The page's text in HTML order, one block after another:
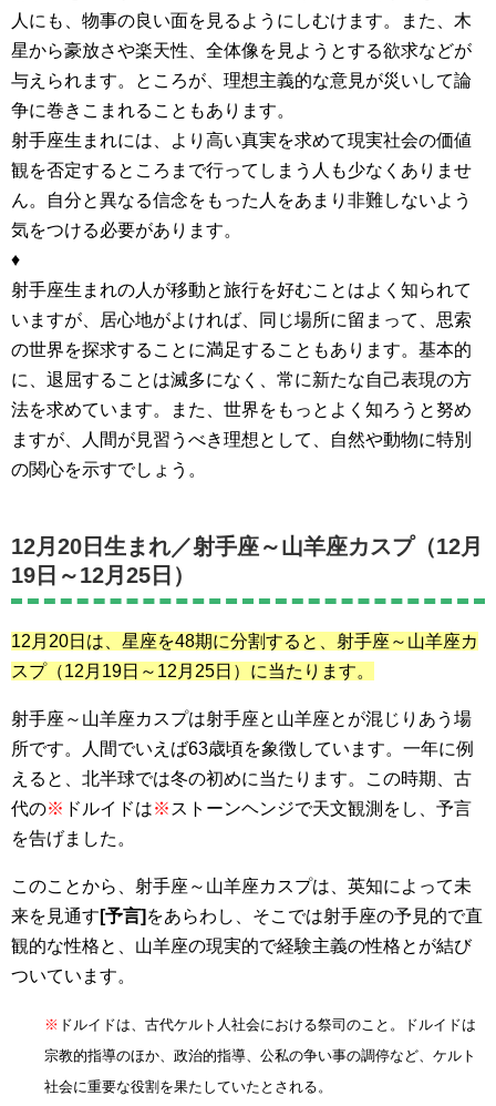
人にも、物事の良い面を見るようにしむけます。また、木
星から豪放さや楽天性、全体像を見ようとする欲求などが
与えられます。ところが、理想主義的な意見が災いして論
争に巻きこまれることもあります。
射手座生まれには、より高い真実を求めて現実社会の価値
観を否定するところまで行ってしまう人も少なくありませ
ん。自分と異なる信念をもった人をあまり非難しないよう
気をつける必要があります。
♦
射手座生まれの人が移動と旅行を好むことはよく知られて
いますが、居心地がよければ、同じ場所に留まって、思索
の世界を探求することに満足することもあります。基本的
に、退屈することは滅多になく、常に新たな自己表現の方
法を求めています。また、世界をもっとよく知ろうと努め
ますが、人間が見習うべき理想として、自然や動物に特別
の関心を示すでしょう。
12月20日生まれ／射手座～山羊座カスプ（12月
19日～12月25日）
12月20日は、星座を48期に分割すると、射手座～山羊座カ
スプ（12月19日～12月25日） に当たります。
射手座～山羊座カスプは射手座と山羊座とが混じりあう場
所です。人間でいえば63歳頃を象徴しています。一年に例
えると、北半球では冬の初めに当たります。この時期、古
代の※ ドルイドは※ ストーンヘンジで天文観測をし、予言
を告げました。
このことから、射手座～山羊座カスプは、英知によって未
来を見通す [予言] をあらわし、そこでは射手座の予見的で直
観的な性格と、山羊座の現実的で経験主義の性格とが結び
ついています。
※ ドルイドは、古代ケルト人社会における祭司のこと。ドルイドは
宗教的指導のほか、政治的指導、公私の争い事の調停など、ケルト
社会に重要な役割を果たしていたとされる。